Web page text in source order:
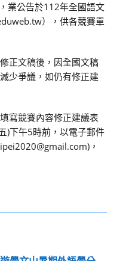
業公告於112年全國語文
），供各競賽單
正文稿後，因全國文稿
少爭議，如仍有修正建
寫競賽內容修正建議表
)下午5時前，以電子郵件
，